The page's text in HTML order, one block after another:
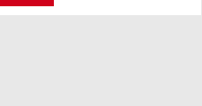
Аналитический центр